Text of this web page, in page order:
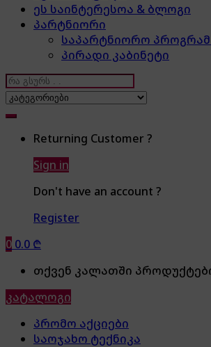
ეს საინტერესოა & ბლოგი
პარტნიორი
საპარტნიორო
პირადი კაბინეტი
Search
for:
Returning Customer ?
Sign in
Don't have an account ?
Register
0 0.0 ₾
თქვენ კალათში
კატალოგი
პრომო აქციები
საოჯახო ტექნიკა